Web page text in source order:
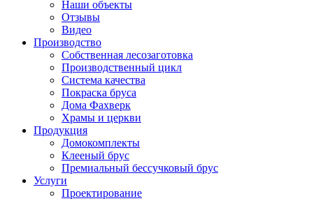
Наши объекты
Отзывы
Видео
Производство
Собственная лесозаготовка
Производственный цикл
Система качества
Покраска бруса
Дома Фахверк
Храмы и церкви
Продукция
Домокомплекты
Клееный брус
Премиальный бессучковый брус
Услуги
Проектирование